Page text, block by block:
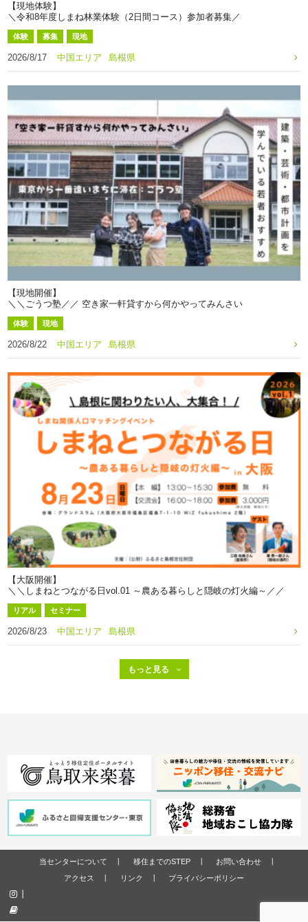
【現地体験】
＼令和8年度しまね林業体験（2日間コース）参加者募集／
体験 募集 現地
2026/8/17 中国エリア 島根県
【現地開催】
＼＼ごうつ塾／／ 空き家一軒貸すから何かやってみんさい
体験 現地
2026/8/22 中国エリア 島根県
【大阪開催】
＼＼しまねとつながる日vol.01 ～農ある暮らしと隠岐の灯火編～／／
リアル セミナー
2026/8/23 中国エリア 島根県
当センターについて 移住までのSTEP
お問い合わせ
アクセス
リンク プライバシーポリシー